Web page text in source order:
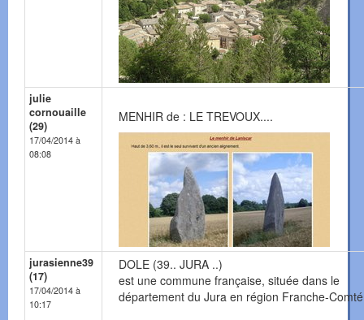
julie
cornouaille
(29)
17/04/2014 à
08:08
MENHIR de : LE TREVOUX....
jurasienne39
(17)
17/04/2014 à
10:17
DOLE (39.. JURA ..)
est une commune française, située dans le
département du Jura en région Franche-